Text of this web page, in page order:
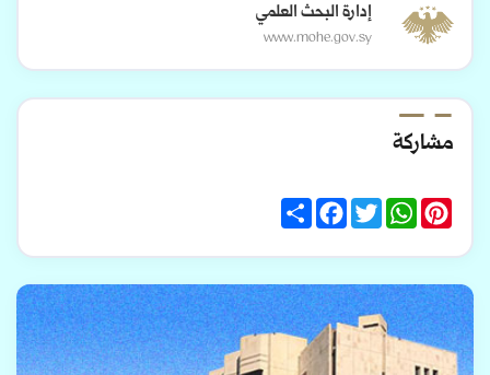
إدارة البحث العلمي
www.mohe.gov.sy
مشاركة
Share
FacebookTwitter
WhatsAppPinterest